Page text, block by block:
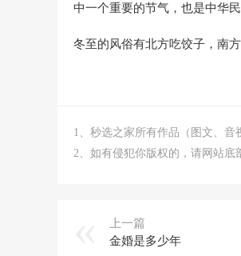
中一个重要的节气，也是中华
冬至的风俗有北方吃饺子，南
1、秒选之家所有作品（图文、音
2、如有侵犯你版权的，请网站底
上一篇
金婚是多少年